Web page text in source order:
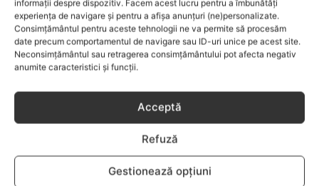
informații despre dispozitiv. Facem acest lucru pentru a îmbunătăți
experiența de navigare și pentru a afișa anunțuri (ne)personalizate.
Consimțământul pentru aceste tehnologii ne va permite să procesăm
date precum comportamentul de navigare sau ID-uri unice pe acest site.
Neconsimțământul sau retragerea consimțământului pot afecta negativ
anumite caracteristici și funcții.
Acceptă
Refuză
Gestionează opțiuni
RELATED POSTS